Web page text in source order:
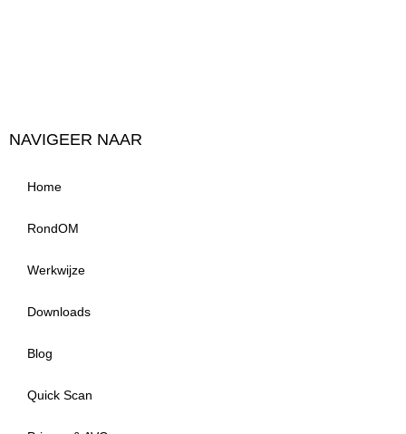
NAVIGEER NAAR
Home
RondOM
Werkwijze
Downloads
Blog
Quick Scan